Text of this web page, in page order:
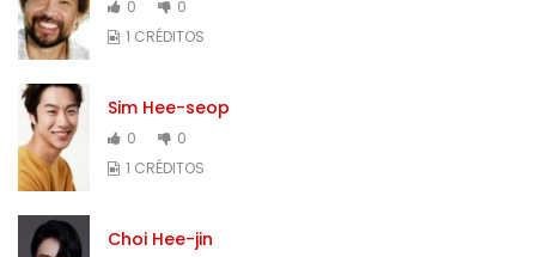
0
0
1 CRÉDITOS
Sim Hee-seop
0
0
1 CRÉDITOS
Choi Hee-jin